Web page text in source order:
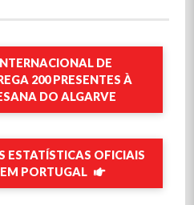
DE
200 PRESENTES À
DO ALGARVE
ESTATÍSTICAS OFICIAIS
PORTUGAL